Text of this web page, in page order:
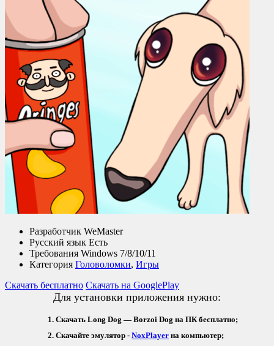
Разработчик WeMaster
Русский язык Есть
Требования Windows 7/8/10/11
Категория Головоломки, Игры
Скачать бесплатно Скачать на GooglePlay
Для установки приложения нужно:
Скачать Long Dog — Borzoi Dog на ПК бесплатно;
Скачайте эмулятор -NoxPlayer на компьютер;